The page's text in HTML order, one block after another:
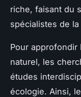
riche, faisant du
spécialistes de
Pour approfondir
naturel, les
études
écologie. Ainsi,